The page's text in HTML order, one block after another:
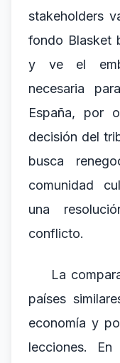
stakeholders
fondo Blasket
y ve el
necesaria
España, por
decisión del
busca
comunidad
una
conflicto.
La
países
economía y
lecciones.